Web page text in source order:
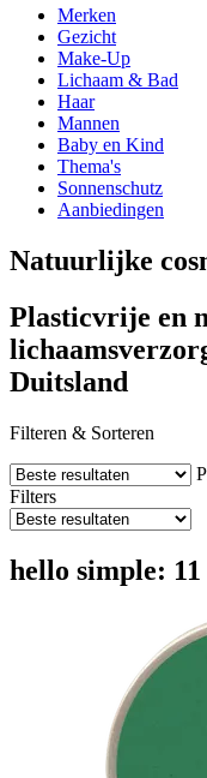
Merken
Gezicht
Make-Up
Lichaam & Bad
Haar
Mannen
Baby en Kind
Thema's
Sonnenschutz
Aanbiedingen
Natuurlijke
Plasticvrije en
Duitsland
Filteren & Sorteren
Filters
hello simple: